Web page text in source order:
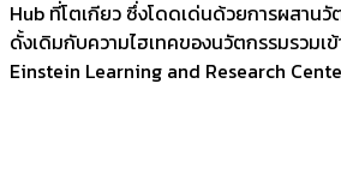
Hub ที่โตเกียว ซึ่งโดดเด่นด้วยการผสา
ดั้งเดิมกับความไฮเทคของนวัตกรรมรวมเ
Einstein Learning and Research